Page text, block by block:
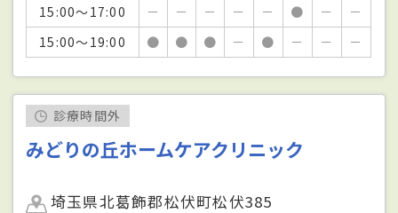
15:00～17:00
－ － － － － ● －
－
15:00～19:00
● ● ● － ● － － －
診療時間外
みどりの丘ホームケアクリニック
埼玉県北葛飾郡松伏町松伏385